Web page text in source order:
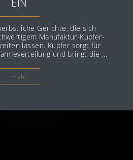
EIN
Gerichte, die sich
Manufaktur-Kupfer-
lassen. Kupfer sorgt für
und bringt die ...
mehr